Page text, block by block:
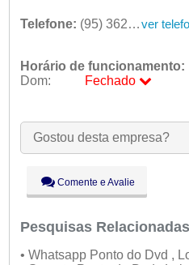
Telefone: (95) 3626-5199 ver
Horário de funcionamento:
Dom:
Fechado
Ter:
09:00 - 18:00
Qua:
09:00 - 18:00
Sex:
09:00 - 18:00
Sáb:
Fechado
Dom:
Fechado
Gostou desta empresa?
Comente e Avalie
Pesquisas Relacionadas
• Whatsapp Ponto do Dvd ,